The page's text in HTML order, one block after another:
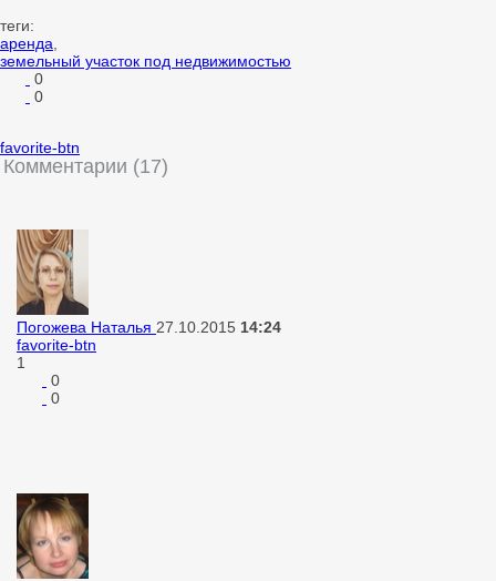
теги:
аренда
земельный участок под недвижимостью
0
0
favorite-btn
Комментарии (17)
Погожева Наталья 27.10.2015 14:24
favorite-btn
1
0
0